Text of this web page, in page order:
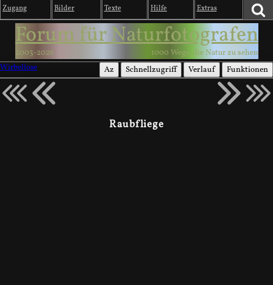
Zugang Bilder Texte Hilfe Extras
Forum für Naturfotografen
2003-2026
1000 Wege, die Natur zu sehen
Wirbellose
Az Schnellzugriff Verlauf Funktionen
Raubfliege